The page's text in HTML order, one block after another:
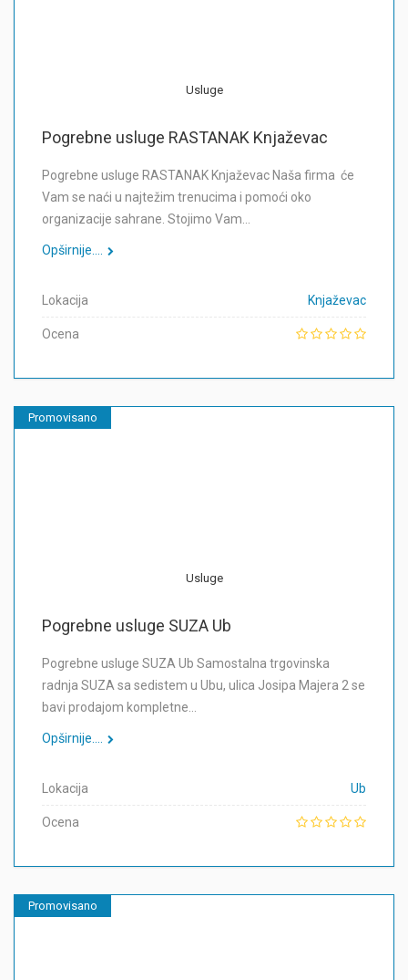
Usluge
Pogrebne usluge RASTANAK Knjaževac
Pogrebne usluge RASTANAK Knjaževac Naša firma će
Vam se naći u najtežim trenucima i pomoći oko
organizacije sahrane. Stojimo Vam…
Opširnije....
Lokacija Knjaževac
Ocena
Promovisano
Usluge
Pogrebne usluge SUZA Ub
Pogrebne usluge SUZA Ub Samostalna trgovinska
radnja SUZA sa sedistem u Ubu, ulica Josipa Majera 2 se
bavi prodajom kompletne…
Opširnije....
Lokacija Ub
Ocena
Promovisano